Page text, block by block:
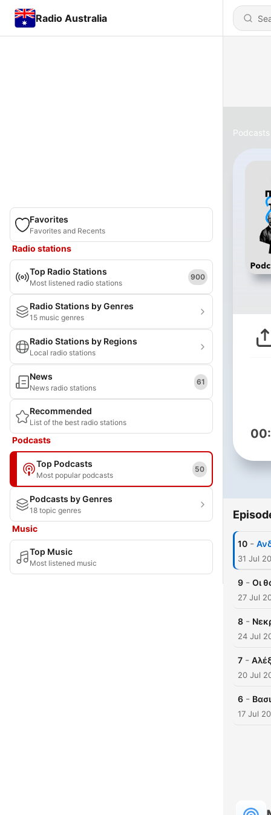
Radio Australia
Favorites
Favorites and Recents
Radio stations
Top Radio Stations
Most listened radio stations
900
Radio Stations by Genres
15 music genres
Radio Stations by Regions
Local radio stations
News
News radio stations
61
Recommended
List of the best radio stations
Podcasts
Top Podcasts
Most popular podcasts
50
Podcasts by Genres
18 topic genres
Music
Top Music
Most listened music
Podcasts
10 -
31 Jul
9 - Οι
27 Jul
8 -
24 Jul
7 -
20 Jul
6 -
17 Jul